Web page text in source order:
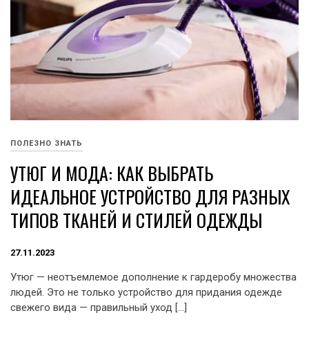
ПОЛЕЗНО ЗНАТЬ
УТЮГ И МОДА: КАК ВЫБРАТЬ
ИДЕАЛЬНОЕ УСТРОЙСТВО ДЛЯ РАЗНЫХ
ТИПОВ ТКАНЕЙ И СТИЛЕЙ ОДЕЖДЫ
27.11.2023
Утюг — неотъемлемое дополнение к гардеробу множества
людей. Это не только устройство для придания одежде
свежего вида — правильный уход […]